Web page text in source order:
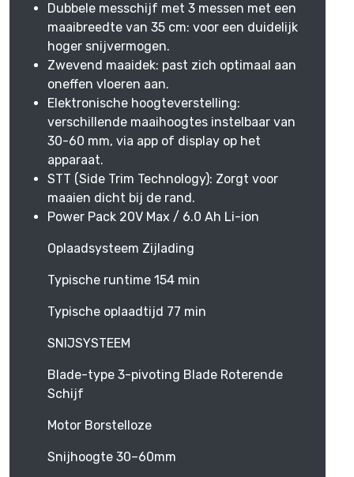
Dubbele messchijf met 3 messen met een
maaibreedte van 35 cm: voor een duidelijk
hoger snijvermogen.
Zwevend maaidek: past zich optimaal aan
oneffen vloeren aan.
Elektronische hoogteverstelling:
verschillende maaihoogtes instelbaar van
30-60 mm, via app of display op het
apparaat.
STT (Side Trim Technology): Zorgt voor
maaien dicht bij de rand.
Power Pack 20V Max / 6.0 Ah Li-ion
Oplaadsysteem Zijlading
Typische runtime 154 min
Typische oplaadtijd 77 min
SNIJSYSTEEM
Blade-type 3-pivoting Blade Roterende
Schijf
Motor Borstelloze
Snijhoogte 30–60mm